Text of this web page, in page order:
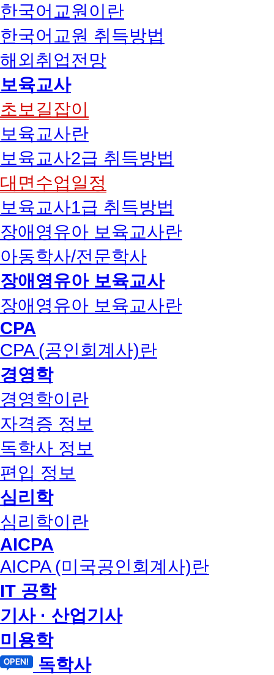
한국어교원이란
한국어교원 취득방법
해외취업전망
보육교사
초보길잡이
보육교사란
보육교사2급 취득방법
대면수업일정
보육교사1급 취득방법
장애영유아 보육교사란
아동학사/전문학사
장애영유아 보육교사
장애영유아 보육교사란
CPA
CPA (공인회계사)란
경영학
경영학이란
자격증 정보
독학사 정보
편입 정보
심리학
심리학이란
AICPA
AICPA (미국공인회계사)란
IT 공학
기사 · 산업기사
미용학
독학사